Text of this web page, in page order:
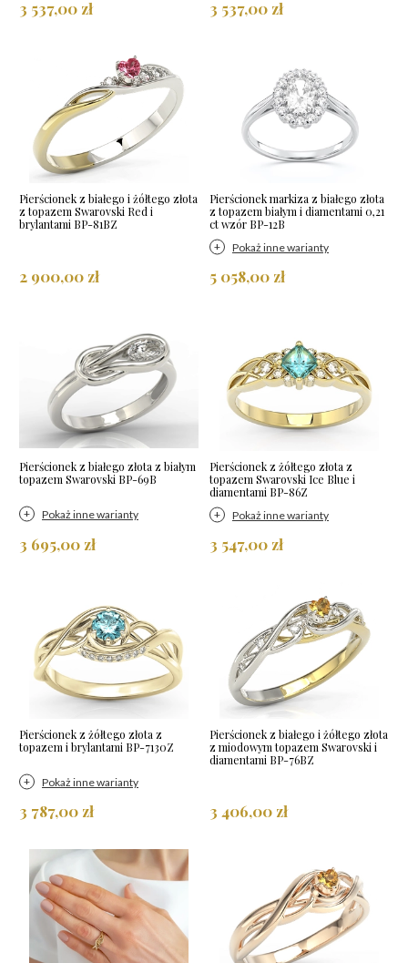
3 537,00 zł 3 537,00 zł
Pierścionek z białego i żółtego złota
z topazem Swarovski Red i
brylantami BP-81BZ
2 900,00 zł
Pierścionek markiza z białego złota
z topazem białym i diamentami 0,21
ct wzór BP-12B
Pokaż inne warianty
5 058,00 zł
Pierścionek z białego złota z białym
topazem Swarovski BP-69B
Pokaż inne warianty
3 695,00 zł
Pierścionek z żółtego złota z
topazem Swarovski Ice Blue i
diamentami BP-86Z
Pokaż inne warianty
3 547,00 zł
Pierścionek z żółtego złota z
topazem i brylantami BP-7130Z
Pokaż inne warianty
3 787,00 zł
Pierścionek z białego i żółtego złota
z miodowym topazem Swarovski i
diamentami BP-76BZ
3 406,00 zł